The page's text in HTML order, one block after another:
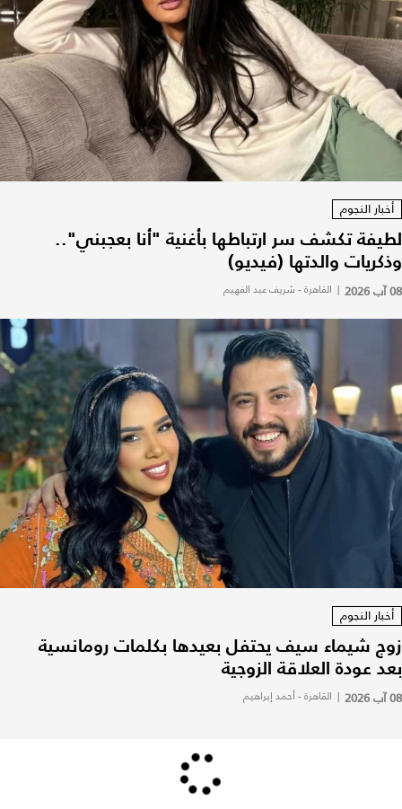
أخبار النجوم
لطيفة تكشف سر ارتباطها بأغنية "أنا بعجبني"..
وذكريات والدتها (فيديو)
08 آب 2026 | القاهرة - شريف عبد الفهيم
أخبار النجوم
زوج شيماء سيف يحتفل بعيدها بكلمات رومانسية
بعد عودة العلاقة الزوجية
08 آب 2026 | القاهرة - أحمد إبراهيم